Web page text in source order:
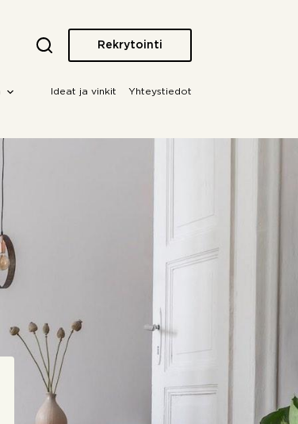
Rekrytointi
Ideat ja vinkit Yhteystiedot